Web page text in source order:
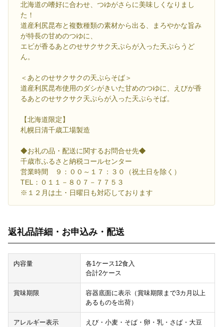
北海道の嗜好に合わせ、つゆがさらに美味しくなりまし
た！
道産利尻昆布と複数種類の素材から出る、まろやかな旨み
が特長の甘めのつゆに、
エビが香るあとのせサクサク天ぷらが入った天ぷらうど
ん。
＜あとのせサクサクの天ぷらそば＞
道産利尻昆布使用のダシがきいた甘めのつゆに、えびが香
るあとのせサクサク天ぷらが入った天ぷらそば。
【北海道限定】
札幌日清千歳工場製造
◆お礼の品・配送に関するお問合せ先◆
千歳市ふるさと納税コールセンター
営業時間 ９：００～１７：３０（祝土日を除く）
TEL：０１１－８０７－７７５３
※１２月は土・日曜日も対応しております
返礼品詳細・お申込み・配送
内容量
各1ケース12食入
合計2ケース
賞味期限
容器底面に表示（賞味期限まで3カ月以上
あるものを出荷）
アレルギー表示 えび・小麦・そば・卵・乳・さば・大豆